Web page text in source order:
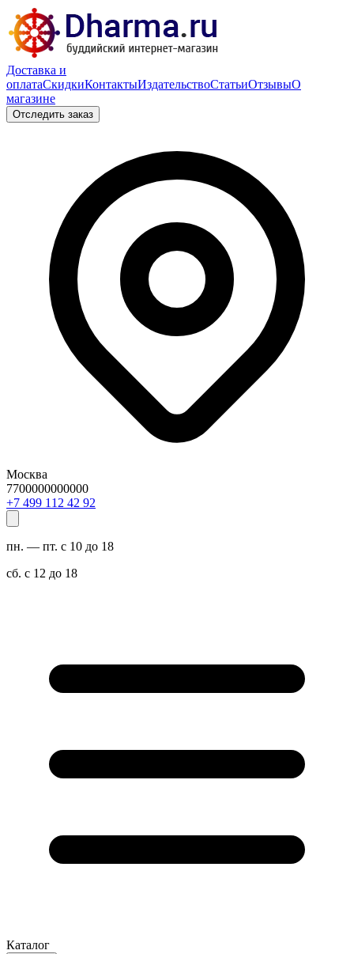
Доставка и
оплатаСкидкиКонтактыИздательствоСтатьиОтзывыО
магазине
Отследить заказ
Москва
7700000000000
29 24 211 994 7+
пн. — пт. с 10 до 18
сб. с 12 до 18
Каталог